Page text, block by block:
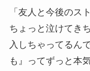
「友人と今後のス
ちょっと泣けてき
入しちゃってるん
も』ってずっと本